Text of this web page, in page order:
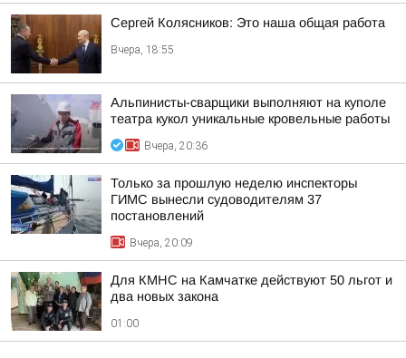
Сергей Колясников: Это наша общая работа
Вчера, 18:55
Альпинисты-сварщики выполняют на куполе
театра кукол уникальные кровельные работы
Вчера, 20:36
Только за прошлую неделю инспекторы
ГИМС вынесли судоводителям 37
постановлений
Вчера, 20:09
Для КМНС на Камчатке действуют 50 льгот и
два новых закона
01:00